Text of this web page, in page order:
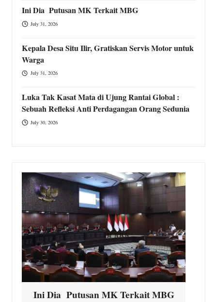
Ini Dia Putusan MK Terkait MBG
July 31, 2026
Kepala Desa Situ Ilir, Gratiskan Servis Motor untuk
Warga
July 31, 2026
Luka Tak Kasat Mata di Ujung Rantai Global :
Sebuah Refleksi Anti Perdagangan Orang Sedunia
July 30, 2026
Ini Dia Putusan MK Terkait MBG